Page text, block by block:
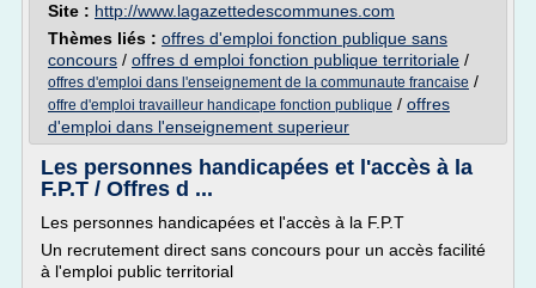
Site : http://www.lagazettedescommunes.com
Thèmes liés : offres d'emploi fonction publique sans
concours / offres d emploi fonction publique territoriale /
offres d'emploi dans l'enseignement de la communaute francaise /
offre d'emploi travailleur handicape fonction publique / offres
d'emploi dans l'enseignement superieur
Les personnes handicapées et l'accès à la
F.P.T / Offres d ...
Les personnes handicapées et l'accès à la F.P.T
Un recrutement direct sans concours pour un accès facilité
à l'emploi public territorial